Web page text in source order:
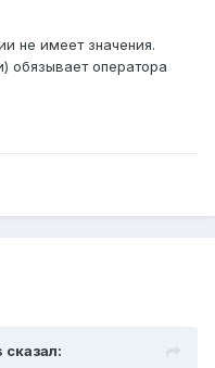
не имеет значения.
обязывает оператора